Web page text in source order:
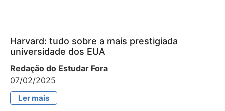
Harvard: tudo sobre a mais prestigiada
universidade dos EUA
Redação do Estudar Fora
07/02/2025
Ler mais